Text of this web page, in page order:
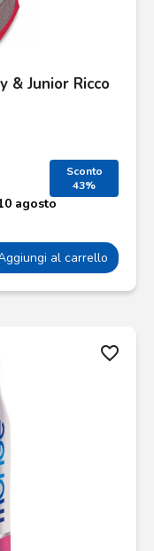
& Junior Ricco
Sconto
43%
agosto
al carrello
favorite_border